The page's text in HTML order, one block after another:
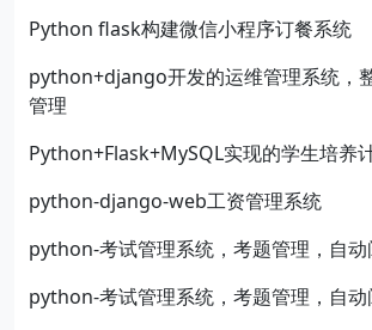
Python flask构建微信小程序订餐系统
python+django开发的运维管理系统，
管理
Python+Flask+MySQL实现的学生培养
python-django-web工资管理系统
python-考试管理系统，考题管理，自动
python-考试管理系统，考题管理，自动